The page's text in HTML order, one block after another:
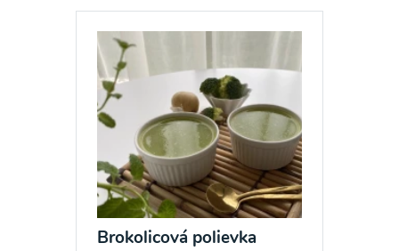
Brokolicová polievka